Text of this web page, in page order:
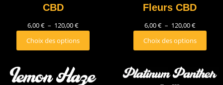
CBD
6,00€ – 120,00€
Choix des options
Fleurs CBD
6,00€ – 120,00€
Choix des options